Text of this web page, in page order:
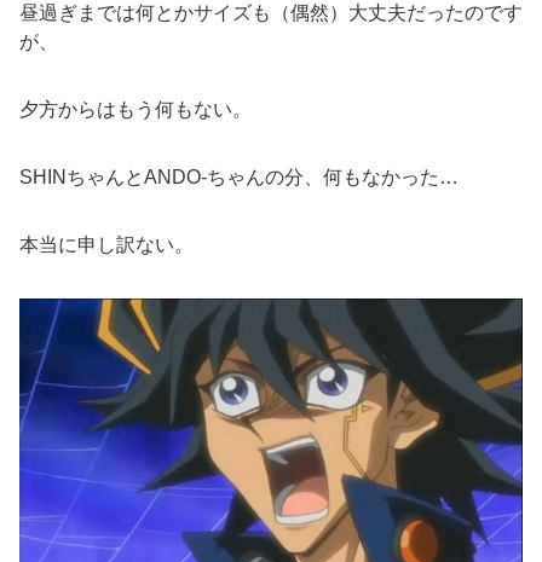
昼過ぎまでは何とかサイズも（偶然）大丈夫だったのです
が、
夕方からはもう何もない。
SHINちゃんとANDO-ちゃんの分、何もなかった…
本当に申し訳ない。